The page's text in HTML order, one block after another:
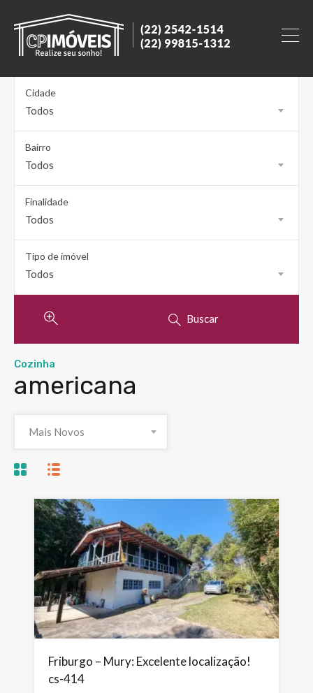
Cidade
Todos
Bairro
Todos
Finalidade
Todos
Tipo de imóvel
Todos
Buscar
Cozinha
americana
Mais Novos
Friburgo – Mury: Excelente localização!
cs-414